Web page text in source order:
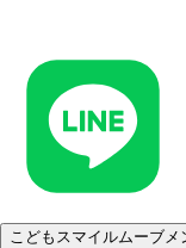
こどもスマイルムーブメ